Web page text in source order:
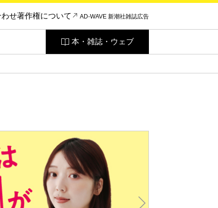
せ著作権について AD-WAVE 新潮社雑誌広告
本・雑誌・ウェブ